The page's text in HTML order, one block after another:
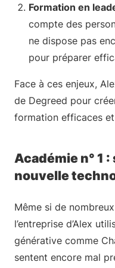
Formation en
compte des
ne dispose pas
pour préparer
Face à ces enjeux,
de Degreed pour
formation efficaces
Académie n° 1
nouvelle
Même si de
l’entreprise d’Alex
générative comme
sentent encore mal